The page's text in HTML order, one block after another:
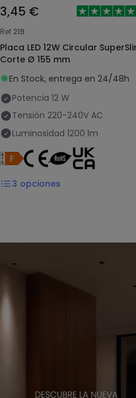
3,45 €
Ref 219
Placa LED 12W Circular
Corte Ø 155 mm
En Stock, entrega en 24/48h
Potencia 12 W
Tensión 220-240V AC
Luminosidad 1200 lm
3 opciones